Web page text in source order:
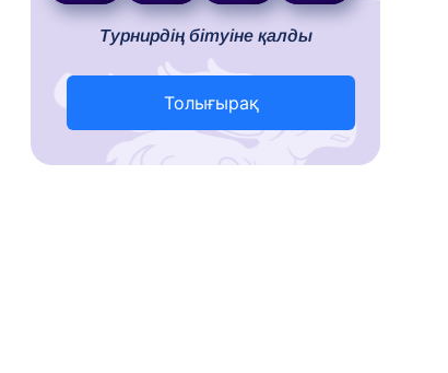
Турнирдің бітуіне қалды
Толығырақ